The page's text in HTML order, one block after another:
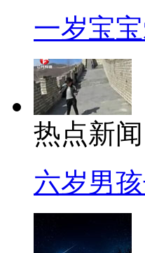
一岁宝
热点新闻
六岁男